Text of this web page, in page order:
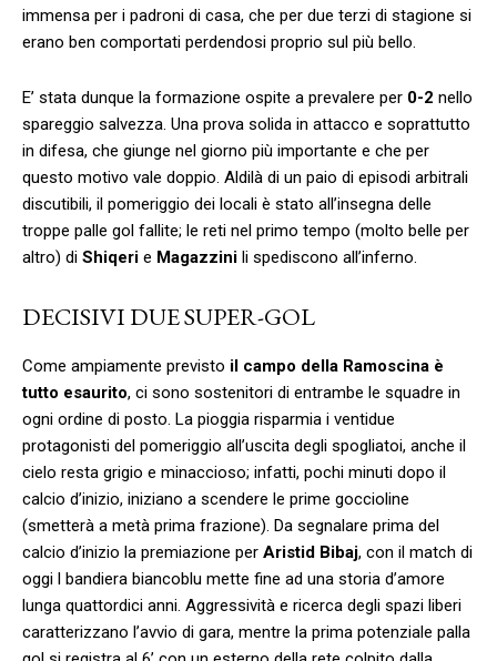
immensa per i padroni di casa, che per due terzi di stagione si
erano ben comportati perdendosi proprio sul più bello.
E’ stata dunque la formazione ospite a prevalere per 0-2 nello
spareggio salvezza. Una prova solida in attacco e soprattutto
in difesa, che giunge nel giorno più importante e che per
questo motivo vale doppio. Aldilà di un paio di episodi arbitrali
discutibili, il pomeriggio dei locali è stato all’insegna delle
troppe palle gol fallite; le reti nel primo tempo (molto belle per
altro) di Shiqeri e Magazzini li spediscono all’inferno.
DECISIVI DUE SUPER-GOL
Come ampiamente previsto il campo della Ramoscina è
tutto esaurito, ci sono sostenitori di entrambe le squadre in
ogni ordine di posto. La pioggia risparmia i ventidue
protagonisti del pomeriggio all’uscita degli spogliatoi, anche il
cielo resta grigio e minaccioso; infatti, pochi minuti dopo il
calcio d’inizio, iniziano a scendere le prime goccioline
(smetterà a metà prima frazione). Da segnalare prima del
calcio d’inizio la premiazione per Aristid Bibaj, con il match di
oggi l bandiera biancoblu mette fine ad una storia d’amore
lunga quattordici anni. Aggressività e ricerca degli spazi liberi
caratterizzano l’avvio di gara, mentre la prima potenziale palla